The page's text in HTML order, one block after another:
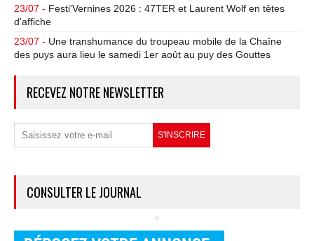
23/07 - Festi'Vernines 2026 : 47TER et Laurent Wolf en têtes
d'affiche
23/07 - Une transhumance du troupeau mobile de la Chaîne
des puys aura lieu le samedi 1er août au puy des Gouttes
RECEVEZ NOTRE NEWSLETTER
CONSULTER LE JOURNAL